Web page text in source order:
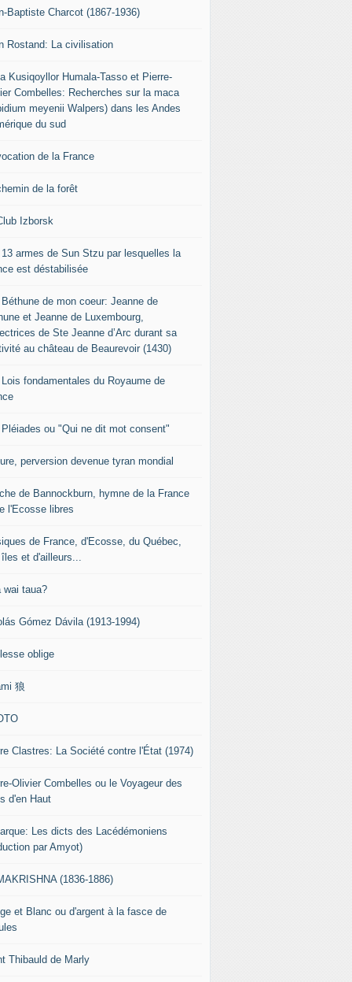
Baptiste Charcot (1867-1936)
Rostand: La civilisation
Kusiqoyllor Humala-Tasso et Pierre-
Combelles: Recherches sur la maca
meyenii Walpers) dans les Andes
du sud
de la France
de la forêt
Izborsk
13 armes de Sun Stzu par lesquelles la
est déstabilisée
de mon coeur: Jeanne de
et Jeanne de Luxembourg,
de Ste Jeanne d’Arc durant sa
au château de Beaurevoir (1430)
fondamentales du Royaume de
Pléiades ou "Qui ne dit mot consent"
perversion devenue tyran mondial
de Bannockburn, hymne de la France
l'Ecosse libres
de France, d'Ecosse, du Québec,
et d'ailleurs...
wai taua?
Gómez Dávila (1913-1994)
oblige
狼
Clastres: La Société contre l'État (1974)
Olivier Combelles ou le Voyageur des
d'en Haut
Les dicts des Lacédémoniens
par Amyot)
(1836-1886)
et Blanc ou d'argent à la fasce de
Thibauld de Marly